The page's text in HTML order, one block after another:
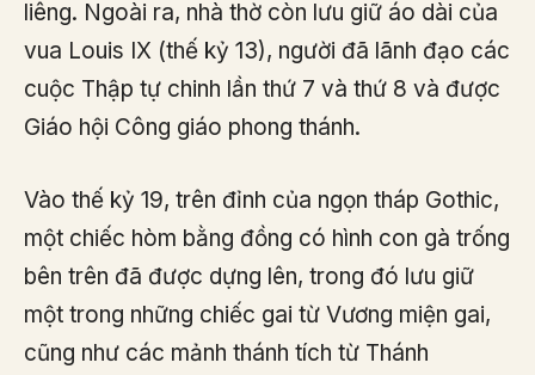
liêng. Ngoài ra, nhà thờ còn lưu giữ áo dài của
vua Louis IX (thế kỷ 13), người đã lãnh đạo các
cuộc Thập tự chinh lần thứ 7 và thứ 8 và được
Giáo hội Công giáo phong thánh.
Vào thế kỷ 19, trên đỉnh của ngọn tháp Gothic,
một chiếc hòm bằng đồng có hình con gà trống
bên trên đã được dựng lên, trong đó lưu giữ
một trong những chiếc gai từ Vương miện gai,
cũng như các mảnh thánh tích từ Thánh